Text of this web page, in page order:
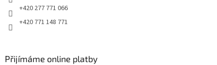
+420 277 771 066
+420 771 148 771
Přijímáme online platby